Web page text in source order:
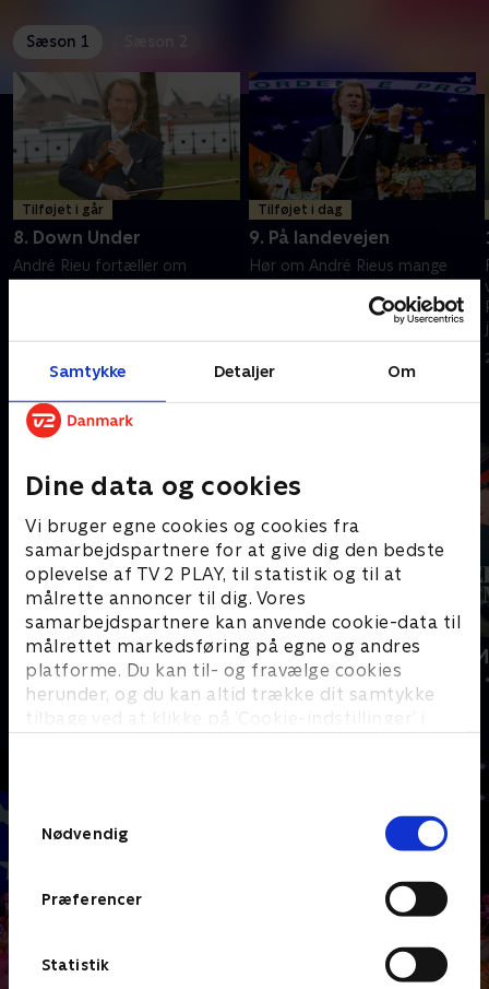
Samtykke Detaljer Om
Dine data og cookies
Vi bruger egne cookies og cookies fra
samarbejdspartnere for at give dig den bedste
oplevelse af TV 2 PLAY, til statistik og til at
målrette annoncer til dig. Vores
samarbejdspartnere kan anvende cookie-data til
målrettet markedsføring på egne og andres
platforme. Du kan til- og fravælge cookies
herunder, og du kan altid trække dit samtykke
tilbage ved at klikke på ’Cookie-indstillinger’ i
Nødvendig
Præferencer
Statistik
Sæson 1
Tilføjet i går
8. Down Under
André Rieu fortæller om
Tilføjet i dag
9. På landevejen
Hør om André Rieus mange
verdensturnéen og nogle af
orkesterets smukkeste
Ave Maria og Radetzky March.
Andre så også
Fællessang på Charlie
Musik & Events • 2 sæsoner
Edinburgh
Musik & Events